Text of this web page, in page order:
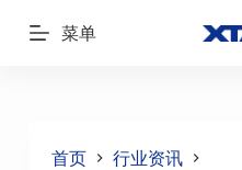
跳
菜单
首页
行业资讯